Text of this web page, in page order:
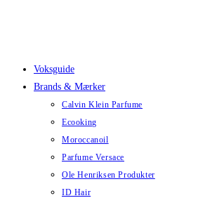
Voksguide
Brands & Mærker
Calvin Klein Parfume
Ecooking
Moroccanoil
Parfume Versace
Ole Henriksen Produkter
ID Hair